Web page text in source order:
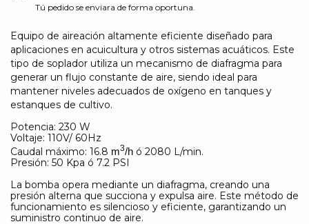
Tú pedido se enviara de forma oportuna.
Equipo de aireación altamente eficiente diseñado para
aplicaciones en acuicultura y otros sistemas acuáticos. Este
tipo de soplador utiliza un mecanismo de diafragma para
generar un flujo constante de aire, siendo ideal para
mantener niveles adecuados de oxígeno en tanques y
estanques de cultivo.
Potencia: 230 W
Voltaje: 110V/ 60Hz
Caudal máximo: 16.8 m3/h ó 2080 L/min.
Presión: 50 Kpa ó 7.2 PSI
La bomba opera mediante un diafragma, creando una
presión alterna que succiona y expulsa aire. Este método de
funcionamiento es silencioso y eficiente, garantizando un
suministro continuo de aire.